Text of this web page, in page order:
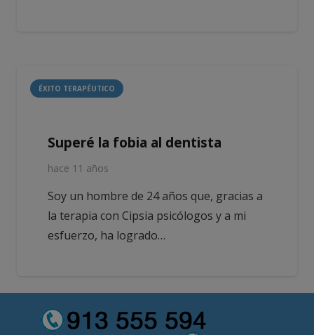
ÉXITO TERAPÉUTICO
Superé la fobia al dentista
hace 11 años
Soy un hombre de 24 años que, gracias a
la terapia con Cipsia psicólogos y a mi
esfuerzo, ha logrado…